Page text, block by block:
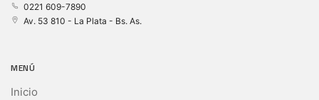
0221 609-7890
Av. 53 810 - La Plata - Bs. As.
MENÚ
Inicio